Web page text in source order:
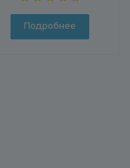
Подробнее